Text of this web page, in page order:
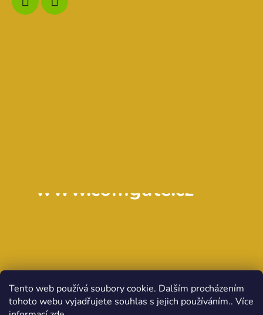
Tento web používá soubory cookie. Dalším procházením
tohoto webu vyjadřujete souhlas s jejich používáním.. Více
www.comgate.cz